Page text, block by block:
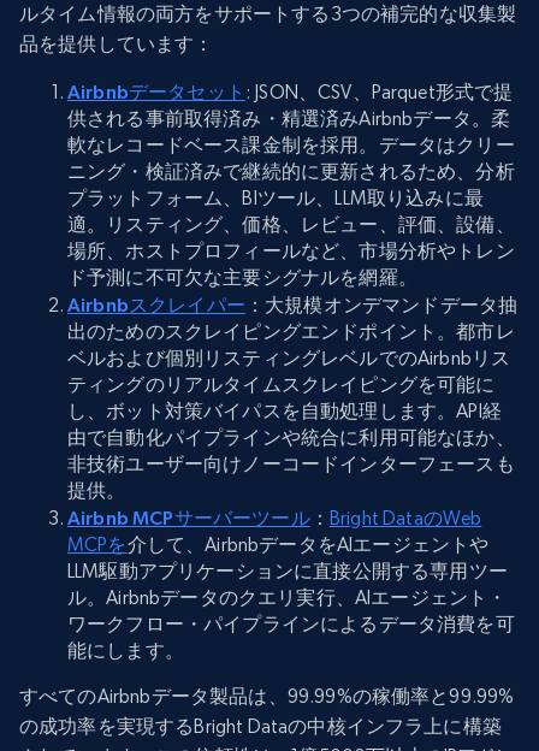
ルタイム情報の両方をサポートする3つの補完的な収集製
品を提供しています：
Airbnbデータセット : JSON、CSV、Parquet形式で提
供される事前取得済み・精選済みAirbnbデータ。柔
軟なレコードベース課金制を採用。データはクリー
ニング・検証済みで継続的に更新されるため、分析
プラットフォーム、BIツール、LLM取り込みに最
適。リスティング、価格、レビュー、評価、設備、
場所、ホストプロフィールなど、市場分析やトレン
ド予測に不可欠な主要シグナルを網羅。
Airbnbスクレイパー ：大規模オンデマンドデータ抽
出のためのスクレイピングエンドポイント。都市レ
ベルおよび個別リスティングレベルでのAirbnbリス
ティングのリアルタイムスクレイピングを可能に
し、ボット対策バイパスを自動処理します。API経
由で自動化パイプラインや統合に利用可能なほか、
非技術ユーザー向けノーコードインターフェースも
提供。
Airbnb MCPサーバーツール： Bright DataのWeb
MCPを介して、AirbnbデータをAIエージェントや
LLM駆動アプリケーションに直接公開する専用ツー
ル。Airbnbデータのクエリ実行、AIエージェント・
ワークフロー・パイプラインによるデータ消費を可
能にします。
すべてのAirbnbデータ製品は、99.99%の稼働率と99.99%
の成功率を実現するBright Dataの中核インフラ上に構築